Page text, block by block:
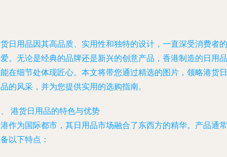
日用品因其高品质、实用性和独特的设计，一直深受消费者的
。无论是经典的品牌还是新兴的创意产品，香港制造的日用品
在细节处体现匠心。本文将带您通过精选的图片，领略港货日
的风采，并为您提供实用的选购指南。
港货日用品的特色与优势
作为国际都市，其日用品市场融合了东西方的精华。产品通常
以下特点：